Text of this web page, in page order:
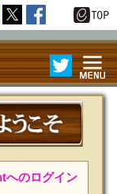
ME
NU
へのログイン